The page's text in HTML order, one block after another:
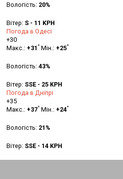
Вологість: 20%
Вітер: S - 11 KPH
Погода в Одесі
+30
Макс.: +31 ° Мін.: +25°
Вологість:43%
Вітер: SSE - 25 KPH
Погода в Дніпрі
+35
Макс.: +37° Мін.: +24°
Вологість: 21%
Вітер: SSE - 14 KPH